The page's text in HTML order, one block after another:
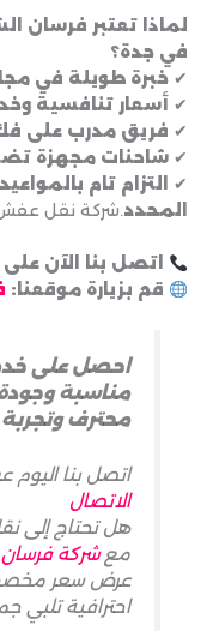
لماذا تعتبر
في جدة؟
✔خبرة طويلة في
✔ أسعار تنافسية
✔ فريق مدرب على فك
✔شاحنات مجهزة
✔
التزام تام
المحدد.شركة نقل
اتصل بنا الآن على الرقم:
قم بزيارة موقعنا:
احصل على
مناسبة
محترف
اتصل بنا
الاتصال
هل تحتاج إلى
معشركة فرسان
عرض سعر
احترافية تلبي